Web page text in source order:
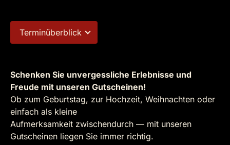
Terminüberblick
Schenken Sie unvergessliche Erlebnisse und
Freude mit unseren Gutscheinen!
Ob zum Geburtstag, zur Hochzeit, Weihnachten oder
einfach als kleine
Aufmerksamkeit zwischendurch — mit unseren
Gutscheinen liegen Sie immer richtig.